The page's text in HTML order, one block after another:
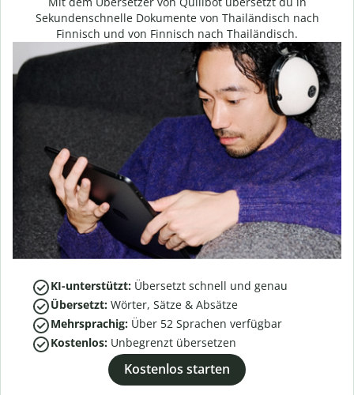
Sekundenschnelle Dokumente von Thailändisch nach
Finnisch und von Finnisch nach Thailändisch.
KI-unterstützt: Übersetzt schnell und genau
Übersetzt: Wörter, Sätze & Absätze
Mehrsprachig: Über 52 Sprachen verfügbar
Kostenlos: Unbegrenzt übersetzen
Kostenlos starten